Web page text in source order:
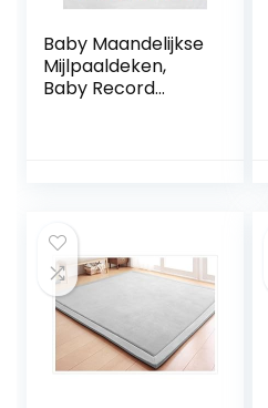
Baby Maandelijkse
Mijlpaaldeken,
Baby Record